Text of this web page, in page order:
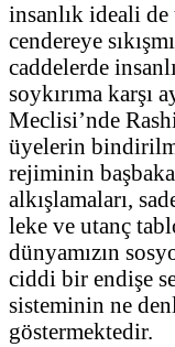
insanlık ideali
cendereye
caddelerde
soykırıma karşı
Meclisi’nde
üyelerin
rejiminin
alkışlamaları,
leke ve utanç
dünyamızın
ciddi bir endişe
sisteminin ne
göstermektedir.